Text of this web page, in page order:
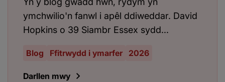
ymchwilio'n fanwl i apêl ddiweddar. David
Hopkins o 39 Siambr Essex sydd...
Blog Ffitrwydd i ymarfer 2026
Darllen mwy